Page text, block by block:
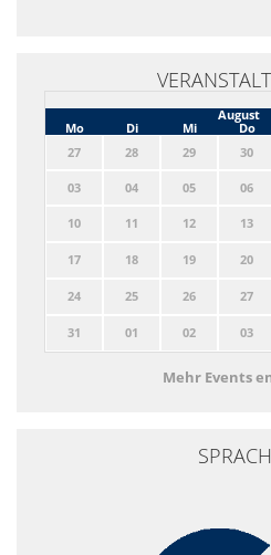
August
Mo
Di Mi Do
27
28 29 30
03 04 05 06
10 11 12 13
17 18 19 20
24 25 26 27
31 01 02 03
Mehr Events